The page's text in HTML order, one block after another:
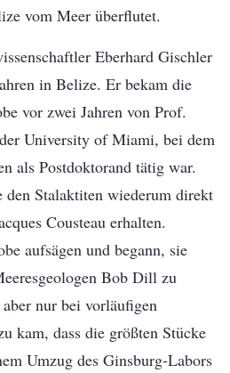
vom Meer überflutet.
Eberhard Gischler
in Belize. Er bekam die
vor zwei Jahren von Prof.
University of Miami, bei dem
als Postdoktorand tätig war.
den Stalaktiten wiederum direkt
Cousteau erhalten.
aufsägen und begann, sie
Bob Dill zu
nur bei vorläufigen
kam, dass die größten Stücke
Umzug des Ginsburg-Labors